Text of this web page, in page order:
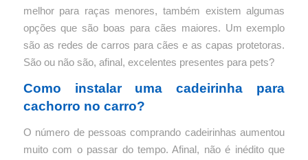
melhor para raças menores, também existem algumas
opções que são boas para cães maiores. Um exemplo
são as redes de carros para cães e as capas protetoras.
São ou não são, afinal, excelentes presentes para pets?
Como instalar uma cadeirinha para
cachorro no carro?
O número de pessoas comprando cadeirinhas aumentou
muito com o passar do tempo.Afinal, não é inédito que